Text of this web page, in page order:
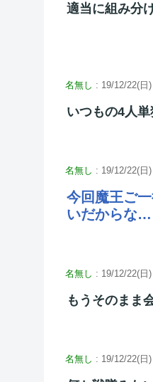
適当に組み分
名無し : 19/12/22(日)
いつもの4人
名無し : 19/12/22(日)
今回魔王ご
いだからな…
名無し : 19/12/22(日)
もうそのまま
名無し : 19/12/22(日)